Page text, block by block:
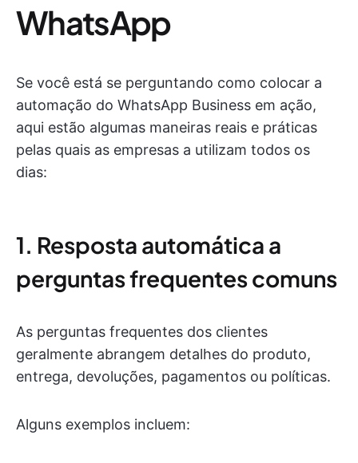
WhatsApp
Se você está se perguntando como colocar a
automação do WhatsApp Business em ação,
aqui estão algumas maneiras reais e práticas
pelas quais as empresas a utilizam todos os
dias:
1. Resposta automática a
perguntas frequentes comuns
As perguntas frequentes dos clientes
geralmente abrangem detalhes do produto,
entrega, devoluções, pagamentos ou políticas.
Alguns exemplos incluem: